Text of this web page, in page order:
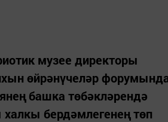
музее директоры
өйрәнүчеләр
башка төбәкләрендә
бердәмлегенең төп